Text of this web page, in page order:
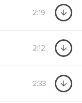
2:19
2:12
2:33